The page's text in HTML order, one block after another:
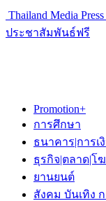
Thailand Media
ประชาสัมพันธ์ฟรี
Promotion+
การศึกษา
ธนาคาร|การเ
ธุรกิจ|ตลาด|โ
ยานยนต์
สังคม บันเทิง